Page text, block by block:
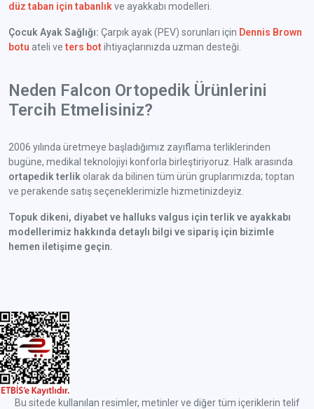
düz taban için tabanlık ve ayakkabı modelleri.
Çocuk Ayak Sağlığı: Çarpık ayak (PEV) sorunları için Dennis Brown
botu ateli veters bot ihtiyaçlarınızda uzman desteği.
Neden Falcon Ortopedik Ürünlerini
Tercih Etmelisiniz?
2006 yılında üretmeye başladığımız zayıflama terliklerinden
bugüne, medikal teknolojiyi konforla birleştiriyoruz. Halk arasında
ortapedik terlik olarak da bilinen tüm ürün gruplarımızda; toptan
ve perakende satış seçeneklerimizle hizmetinizdeyiz.
Topuk dikeni, diyabet ve halluks valgus için terlik ve ayakkabı
modellerimiz hakkında detaylı bilgi ve sipariş için bizimle
hemen iletişime geçin.
Bu sitede kullanılan resimler, metinler ve diğer tüm içeriklerin telif